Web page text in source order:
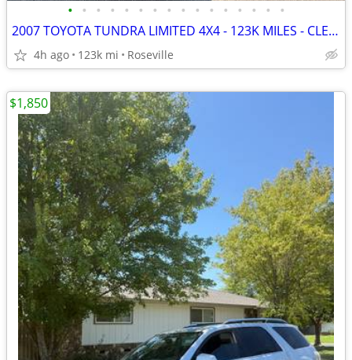
• • • • • • • • • • • • • • • •
2007 TOYOTA TUNDRA LIMITED 4X4 - 123K MILES - CLEAN TITLE
4h ago 123k mi Roseville
$1,850